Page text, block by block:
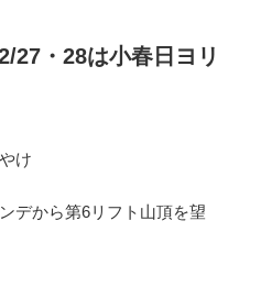
27・28は小春日ヨリ
け
デから第6リフト山頂を望